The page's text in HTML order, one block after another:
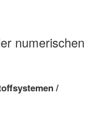
numerischen
/